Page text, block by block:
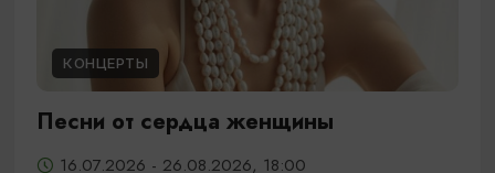
КОНЦЕРТЫ
Песни от сердца женщины
16.07.2026 - 26.08.2026, 18:00